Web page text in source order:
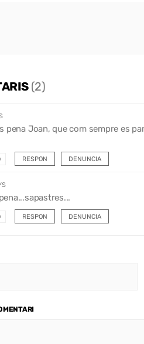
(2)
pena Joan, que com sempre es
RESPON DENUNCIA
RESPON DENUNCIA